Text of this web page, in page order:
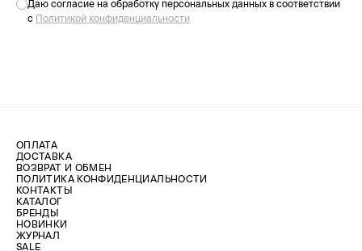
Даю согласие на обработку персональных данных в соответствии
с Политикой конфиденциальности
ОПЛАТА
ДОСТАВКА
ВОЗВРАТ И ОБМЕН
ПОЛИТИКА КОНФИДЕНЦИАЛЬНОСТИ
КОНТАКТЫ
КАТАЛОГ
БРЕНДЫ
НОВИНКИ
ЖУРНАЛ
SALE